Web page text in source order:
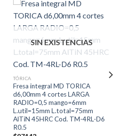
SIN EXISTENCIAS
TÓRICA
Fresa integral MD TORICA
d6,00mm 4 cortes LARGA
RADIO=0,5 mango=6mm
L.util=15mm L.total=75mm
AlTiN 45HRC Cod. TM-4RL-D6
R0.5